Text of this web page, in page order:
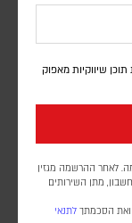
שיווקיות מאפוק
לאחר ההרשמה מגזין
מתן השירותים
ואת הסכמתך לתנאי